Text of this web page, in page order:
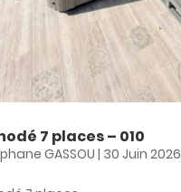
7 places – 010
GASSOU| 30 Juin 2026